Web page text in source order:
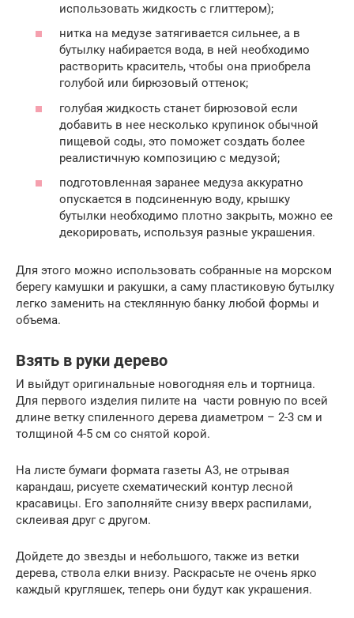
использовать жидкость с глиттером);
нитка на медузе затягивается сильнее, а в
бутылку набирается вода, в ней необходимо
растворить краситель, чтобы она приобрела
голубой или бирюзовый оттенок;
голубая жидкость станет бирюзовой если
добавить в нее несколько крупинок обычной
пищевой соды, это поможет создать более
реалистичную композицию с медузой;
подготовленная заранее медуза аккуратно
опускается в подсиненную воду, крышку
бутылки необходимо плотно закрыть, можно ее
декорировать, используя разные украшения.
Для этого можно использовать собранные на морском
берегу камушки и ракушки, а саму пластиковую бутылку
легко заменить на стеклянную банку любой формы и
объема.
Взять в руки дерево
И выйдут оригинальные новогодняя ель и тортница.
Для первого изделия пилите на части ровную по всей
длине ветку спиленного дерева диаметром – 2-3 см и
толщиной 4-5 см со снятой корой.
На листе бумаги формата газеты А3, не отрывая
карандаш, рисуете схематический контур лесной
красавицы. Его заполняйте снизу вверх распилами,
склеивая друг с другом.
Дойдете до звезды и небольшого, также из ветки
дерева, ствола елки внизу. Раскрасьте не очень ярко
каждый кругляшек, теперь они будут как украшения.